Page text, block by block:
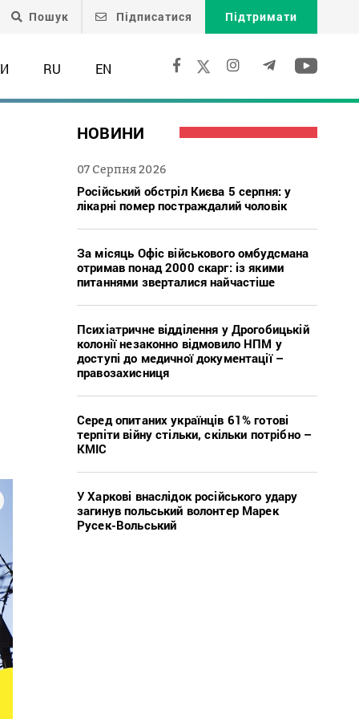
Пошук Підписатися Підтримати
RU EN
НОВИНИ
07 Серпня 2026
Російський обстріл Києва 5 серпня: у
лікарні помер постраждалий чоловік
За місяць Офіс військового омбудсмана
отримав понад 2000 скарг: із якими
питаннями зверталися найчастіше
Психіатричне відділення у Дрогобицькій
колонії незаконно відмовило НПМ у
доступі до медичної документації –
правозахисниця
Серед опитаних українців 61% готові
терпіти війну стільки, скільки потрібно –
КМІС
У Харкові внаслідок російського удару
загинув польський волонтер Марек
Русек-Вольський